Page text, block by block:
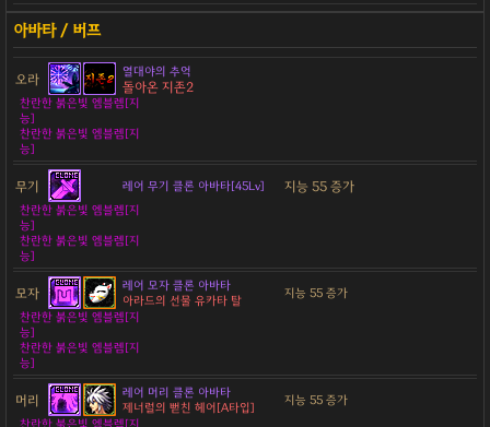
오라 열대야의 추억
돌아온 지존2
찬란한 붉은빛 엠블렘[지
능]
찬란한 붉은빛 엠블렘[지
능]
무기 레어 무기 클론 아바타[45Lv] 지능 55 증가
찬란한 붉은빛 엠블렘[지
능]
찬란한 붉은빛 엠블렘[지
능]
모자
레어 모자 클론 아바타
아라드의 선물 유카타 탈
지능 55 증가
찬란한 붉은빛 엠블렘[지
능]
찬란한 붉은빛 엠블렘[지
능]
머리
레어 머리 클론 아바타
제너럴의 뻗친 헤어[A타입]
지능 55 증가
찬란한 붉은빛 엠블렘[지